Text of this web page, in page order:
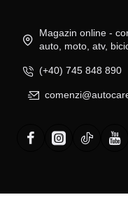
Magazin online -
auto, moto, atv,
(+40) 745 848 890